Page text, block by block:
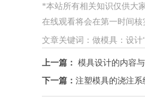
*本站所有相关知识仅供大家参考
在线观看将会在第一时间核实
文章关键词：做模具：设
上一篇： 模具设计的内容
下一篇： 注塑模具的浇注系